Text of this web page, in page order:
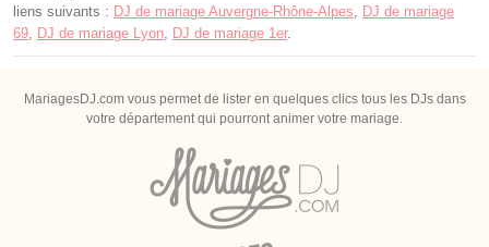
liens suivants : DJ de mariage Auvergne-Rhône-Alpes, DJ de mariage
69, DJ de mariage Lyon, DJ de mariage 1er.
MariagesDJ.com vous permet de lister en quelques clics tous les DJs dans
votre département qui pourront animer votre mariage.